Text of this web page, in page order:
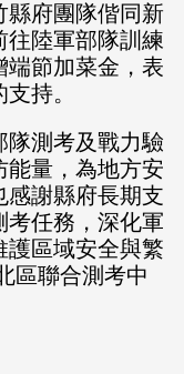
縣府團隊偕同新
往陸軍部隊訓練
端節加菜金，表
持。
隊測考及戰力驗
能量，為地方安
感謝縣府長期支
考任務，深化軍
護區域安全與繁
區聯合測考中